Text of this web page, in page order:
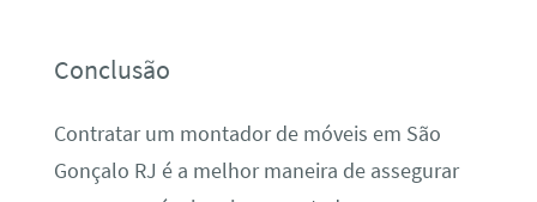
Conclusão
Contratar um montador de móveis em São
Gonçalo RJ é a melhor maneira de assegurar